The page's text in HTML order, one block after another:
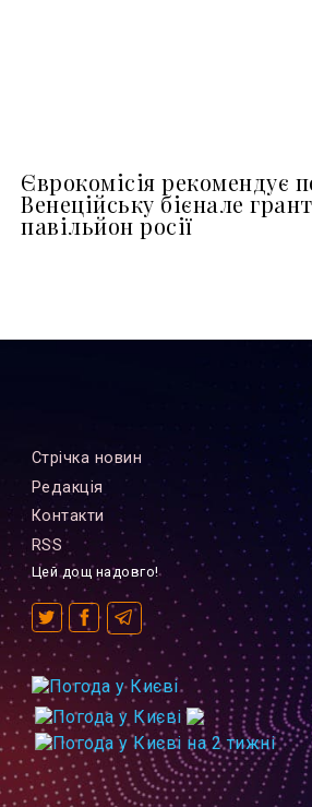
Єврокомісія рекомендує
Венеційську бієнале
павільйон росії
Стрiчка новин
Редакцiя
Контакти
RSS
Цей дощ надовго!